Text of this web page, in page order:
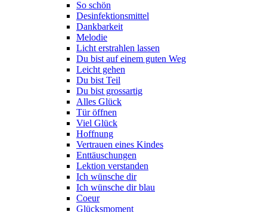
So schön
Desinfektionsmittel
Dankbarkeit
Melodie
Licht erstrahlen lassen
Du bist auf einem guten Weg
Leicht gehen
Du bist Teil
Du bist grossartig
Alles Glück
Tür öffnen
Viel Glück
Hoffnung
Vertrauen eines Kindes
Enttäuschungen
Lektion verstanden
Ich wünsche dir
Ich wünsche dir blau
Coeur
Glücksmoment